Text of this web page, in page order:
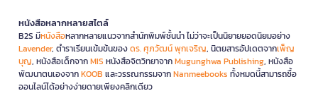
หนังสือหลากหลายสไตล์
B2S มีหนังสือหลากหลายแนวจากสำนักพิมพ์ชั้นนำ ไม่ว่าจะเป็นนิยายยอดนิยมอย่าง
Lavender, ตำราเรียนเข้มข้นของดร. ศุภวัฒน์ พุกเจริญ, นิตยสารอัปเดตจากเพ็ญ
บุญ, หนังสือเด็กจากMIS หนังสือจิตวิทยาจากMugunghwa Publishing, หนังสือ
พัฒนาตนเองจากKOOB และวรรณกรรมจากNanmeebooks ทั้งหมดนี้สามารถซื้อ
ออนไลน์ได้อย่างง่ายดายเพียงคลิกเดียว